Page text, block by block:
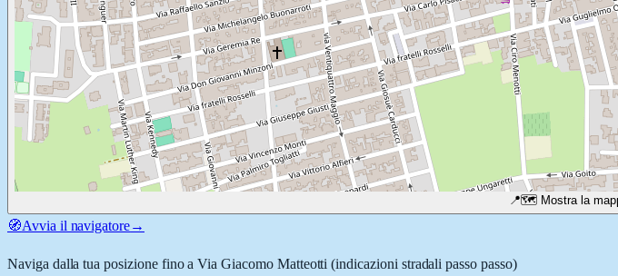
📍🗺️ Mostra la
🧭Avvia il navigatore→
Naviga dalla tua posizione fino aVia Giacomo Matteotti (indicazioni stradali passo passo)